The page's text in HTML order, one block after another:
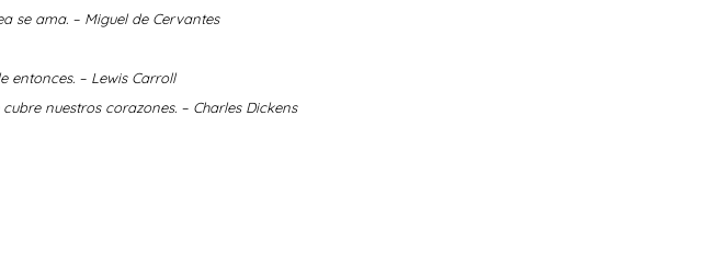
se ama. – Miguel de Cervantes
entonces. – Lewis Carroll
nuestros corazones. – Charles Dickens